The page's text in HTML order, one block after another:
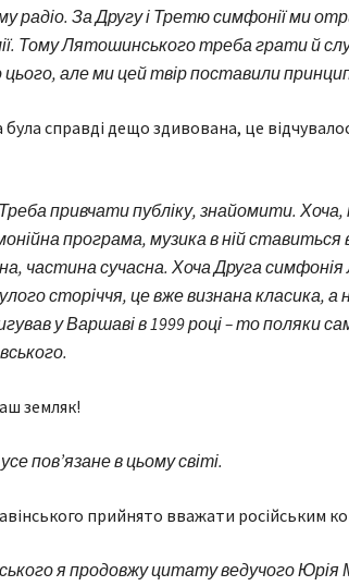
радіо. За Другу і Третю симфонії ми
Тому Лятошинського треба грати й
але ми цей твір поставили
була справді дещо здивована, це
привчати публіку, знайомити. Хоча,
програма, музика в ній ставиться в
частина сучасна. Хоча Друга
сторіччя, це вже визнана класика, а
у Варшаві в 1999 році – то поляки
земляк!
пов’язане в цьому світі.
прийнято вважати російським
я продовжу цитату ведучого Юрія